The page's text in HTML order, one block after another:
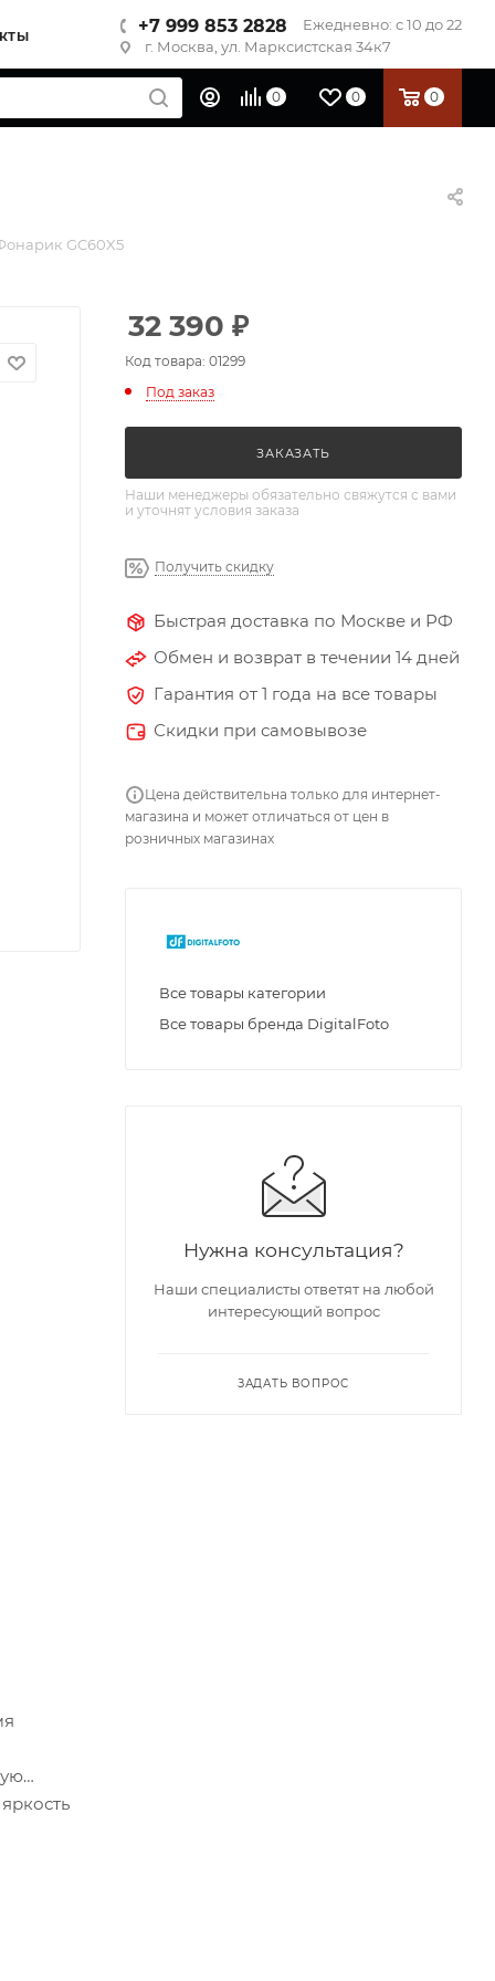
+7 999 853 2828
Ежедневно: с 10 до 22
г. Москва, ул. Марксистская 34к7
0 0 0
GC60X5
32 390 ₽
Код товара: 01299
Под заказ
ЗАКАЗАТЬ
Наши менеджеры обязательно свяжутся с вами
и уточнят условия заказа
Получить скидку
Быстрая доставка по Москве и РФ
Обмен и возврат в течении 14 дней
Гарантия от 1 года на все товары
Скидки при самовывозе
Цена действительна только для интернет-
магазина и может отличаться от цен в
розничных магазинах
Все товары категории
Все товары бренда DigitalFoto
Нужна консультация?
Наши специалисты ответят на любой
интересующий вопрос
ЗАДАТЬ ВОПРОС